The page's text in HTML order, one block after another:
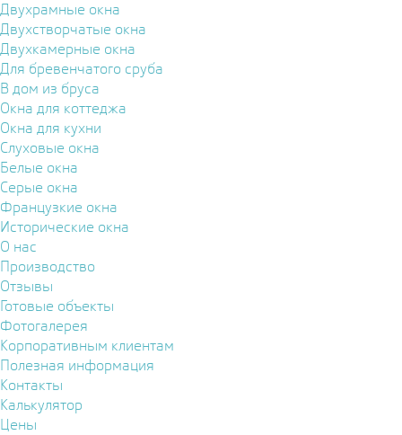
Двухрамные окна
Двухстворчатые окна
Двухкамерные окна
Для бревенчатого сруба
В дом из бруса
Окна для коттеджа
Окна для кухни
Слуховые окна
Белые окна
Серые окна
Французкие окна
Исторические окна
О нас
Производство
Отзывы
Готовые объекты
Фотогалерея
Корпоративным клиентам
Полезная информация
Контакты
Калькулятор
Цены